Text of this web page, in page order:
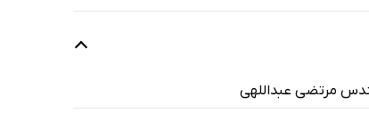
مرتضی عبداللهی